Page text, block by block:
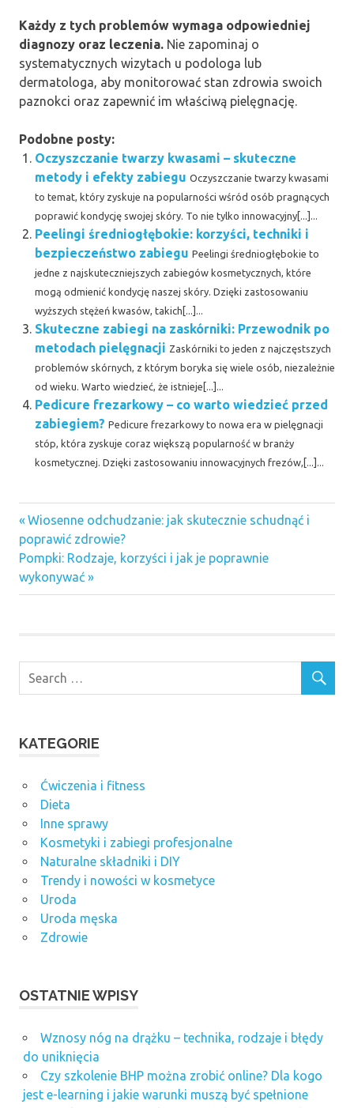
Każdy z tych problemów wymaga odpowiedniej
diagnozy oraz leczenia. Nie zapominaj o
systematycznych wizytach u podologa lub
dermatologa, aby monitorować stan zdrowia swoich
paznokci oraz zapewnić im właściwą pielęgnację.
Podobne posty:
Oczyszczanie twarzy kwasami – skuteczne
metody i efekty zabiegu Oczyszczanie twarzy kwasami
to temat, który zyskuje na popularności wśród osób pragnących
poprawić kondycję swojej skóry. To nie tylko innowacyjny[...]...
Peelingi średniogłębokie: korzyści, techniki i
bezpieczeństwo zabiegu Peelingi średniogłębokie to
jedne z najskuteczniejszych zabiegów kosmetycznych, które
mogą odmienić kondycję naszej skóry. Dzięki zastosowaniu
wyższych stężeń kwasów, takich[...]...
Skuteczne zabiegi na zaskórniki: Przewodnik po
metodach pielęgnacji Zaskórniki to jeden z najczęstszych
problemów skórnych, z którym boryka się wiele osób, niezależnie
od wieku. Warto wiedzieć, że istnieje[...]...
Pedicure frezarkowy – co warto wiedzieć przed
zabiegiem? Pedicure frezarkowy to nowa era w pielęgnacji
stóp, która zyskuje coraz większą popularność w branży
kosmetycznej. Dzięki zastosowaniu innowacyjnych frezów,[...]...
Nawigacja
wpisu
Previous
Post:
Wiosenne odchudzanie: jak skutecznie schudnąć i
poprawić zdrowie?
Next
Post:
Pompki: Rodzaje, korzyści i jak je poprawnie
wykonywać
KATEGORIE
Ćwiczenia i fitness
Dieta
Inne sprawy
Kosmetyki i zabiegi profesjonalne
Naturalne składniki i DIY
Trendy i nowości w kosmetyce
Uroda
Uroda męska
Zdrowie
OSTATNIE WPISY
Wznosy nóg na drążku – technika, rodzaje i błędy
do uniknięcia
Czy szkolenie BHP można zrobić online? Dla kogo
jest e-learning i jakie warunki muszą być spełnione